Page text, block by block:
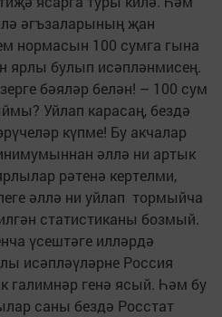
әгъзаларының җан
нормасын 100 сумга гына
ярлы булып исәпләнмисең.
бәяләр белән! – 100 сум
Уйлап карасаң, бездә
күпме! Бу акчалар
әллә ни артык
рәтенә кертелми,
әллә ни уйлап тормыйча
статистиканы бозмый.
үсештәге илләрдә
исәпләүләрне Россия
галимнәр генә ясый. Һәм бу
саны бездә Росстат